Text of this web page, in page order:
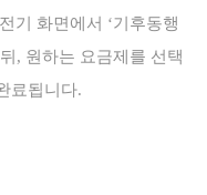
기 화면에서 ‘기후동행
, 원하는 요금제를 선택
료됩니다.